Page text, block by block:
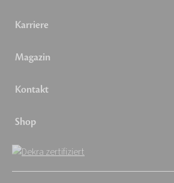
Karriere
Magazin
Kontakt
Shop